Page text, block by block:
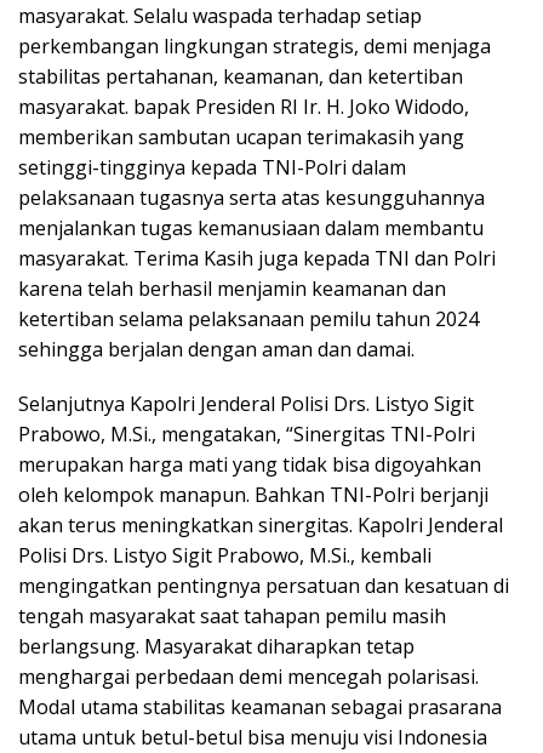
masyarakat. Selalu waspada terhadap setiap
perkembangan lingkungan strategis, demi menjaga
stabilitas pertahanan, keamanan, dan ketertiban
masyarakat. bapak Presiden RI Ir. H. Joko Widodo,
memberikan sambutan ucapan terimakasih yang
setinggi-tingginya kepada TNI-Polri dalam
pelaksanaan tugasnya serta atas kesungguhannya
menjalankan tugas kemanusiaan dalam membantu
masyarakat. Terima Kasih juga kepada TNI dan Polri
karena telah berhasil menjamin keamanan dan
ketertiban selama pelaksanaan pemilu tahun 2024
sehingga berjalan dengan aman dan damai.
Selanjutnya Kapolri Jenderal Polisi Drs. Listyo Sigit
Prabowo, M.Si., mengatakan, “Sinergitas TNI-Polri
merupakan harga mati yang tidak bisa digoyahkan
oleh kelompok manapun. Bahkan TNI-Polri berjanji
akan terus meningkatkan sinergitas. Kapolri Jenderal
Polisi Drs. Listyo Sigit Prabowo, M.Si., kembali
mengingatkan pentingnya persatuan dan kesatuan di
tengah masyarakat saat tahapan pemilu masih
berlangsung. Masyarakat diharapkan tetap
menghargai perbedaan demi mencegah polarisasi.
Modal utama stabilitas keamanan sebagai prasarana
utama untuk betul-betul bisa menuju visi Indonesia